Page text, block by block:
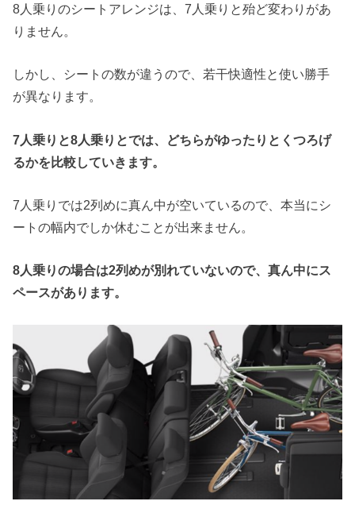
8人乗りのシートアレンジは、7人乗りと殆ど変わりがあ
りません。
しかし、シートの数が違うので、若干快適性と使い勝手
が異なります。
7 人乗りと8 人乗りとでは、どちらがゆったりとくつろげ
るかを比較していきます。
7人乗りでは2列めに真ん中が空いているので、本当にシ
ートの幅内でしか休むことが出来ません。
8人乗りの場合は2列めが別れていないので、真ん中にス
ペースがあります。